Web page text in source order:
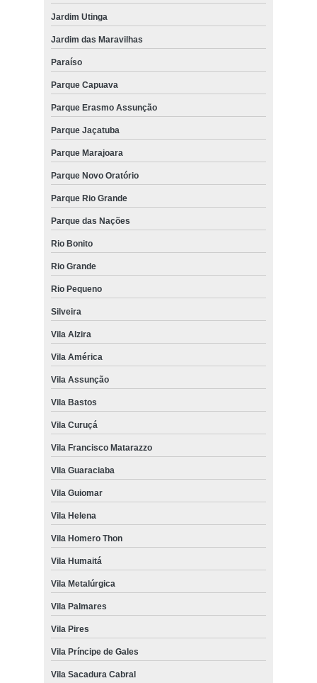
Jardim Utinga
Jardim das Maravilhas
Paraíso
Parque Capuava
Parque Erasmo Assunção
Parque Jaçatuba
Parque Marajoara
Parque Novo Oratório
Parque Rio Grande
Parque das Nações
Rio Bonito
Rio Grande
Rio Pequeno
Silveira
Vila Alzira
Vila América
Vila Assunção
Vila Bastos
Vila Curuçá
Vila Francisco Matarazzo
Vila Guaraciaba
Vila Guiomar
Vila Helena
Vila Homero Thon
Vila Humaitá
Vila Metalúrgica
Vila Palmares
Vila Pires
Vila Príncipe de Gales
Vila Sacadura Cabral